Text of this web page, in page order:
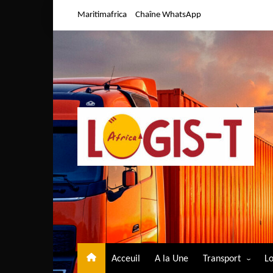
Maritimafrica Chaîne WhatsApp
Acceuil A la Une Transport